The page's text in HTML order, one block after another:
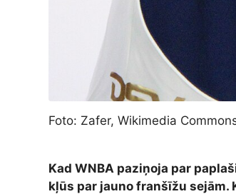
Foto: Zafer, Wikimedia
Kad WNBA paziņoja par
kļūs par jauno franšīžu sejām.